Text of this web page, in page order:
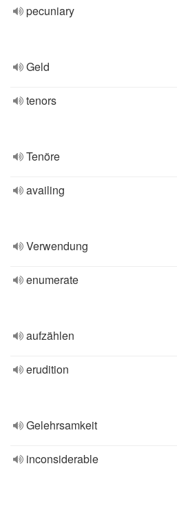
pecuniary
Geld
tenors
Tenöre
availing
Verwendung
enumerate
aufzählen
erudition
Gelehrsamkeit
inconsiderable